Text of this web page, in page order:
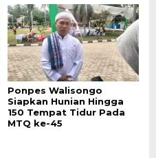
Ponpes Walisongo
Siapkan Hunian Hingga
150 Tempat Tidur Pada
MTQ ke-45